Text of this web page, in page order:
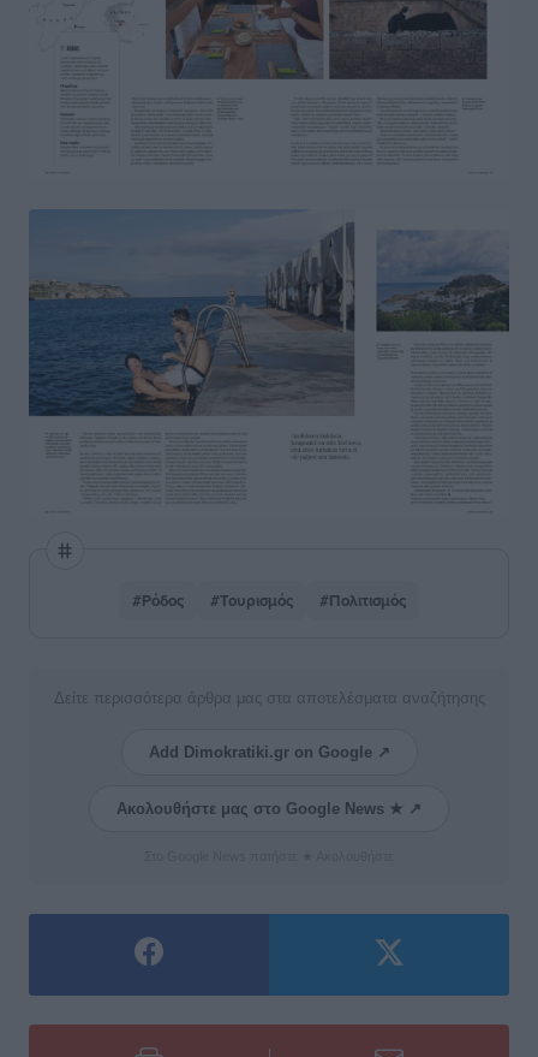
#Ρόδος #Τουρισμός #Πολιτισμός
Δείτε περισσότερα άρθρα μας στα αποτελέσματα αναζήτησης
Add Dimokratiki.gr on Google ↗
Ακολουθήστε μας στο Google News ★ ↗